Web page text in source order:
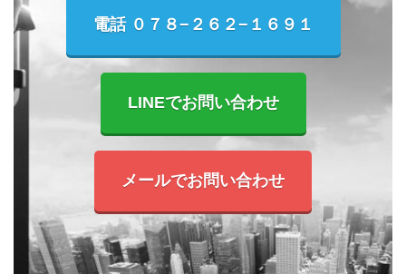
電話 ０７８−２６２−１６９１
LINEでお問い合わせ
メールでお問い合わせ